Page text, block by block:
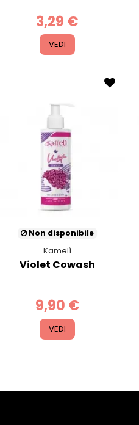
3,29 €
VEDI
Non disponibile
Kamelì
Violet Cowash
9,90 €
VEDI